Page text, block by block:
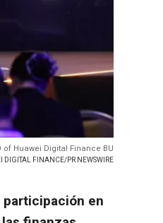
of Huawei Digital Finance BU
DIGITAL FINANCE/PR NEWSWIRE
participación en